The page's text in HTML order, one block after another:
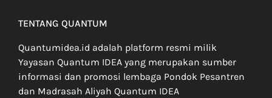
TENTANG QUANTUM
Quantumidea.id adalah platform resmi milik
Yayasan Quantum IDEA yang merupakan sumber
informasi dan promosi lembaga Pondok Pesantren
dan Madrasah Aliyah Quantum IDEA